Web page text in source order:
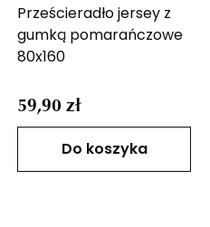
Prześcieradło jersey z
gumką pomarańczowe
80x160
59,90 zł
Do koszyka